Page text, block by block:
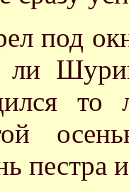
под
ли
пестра